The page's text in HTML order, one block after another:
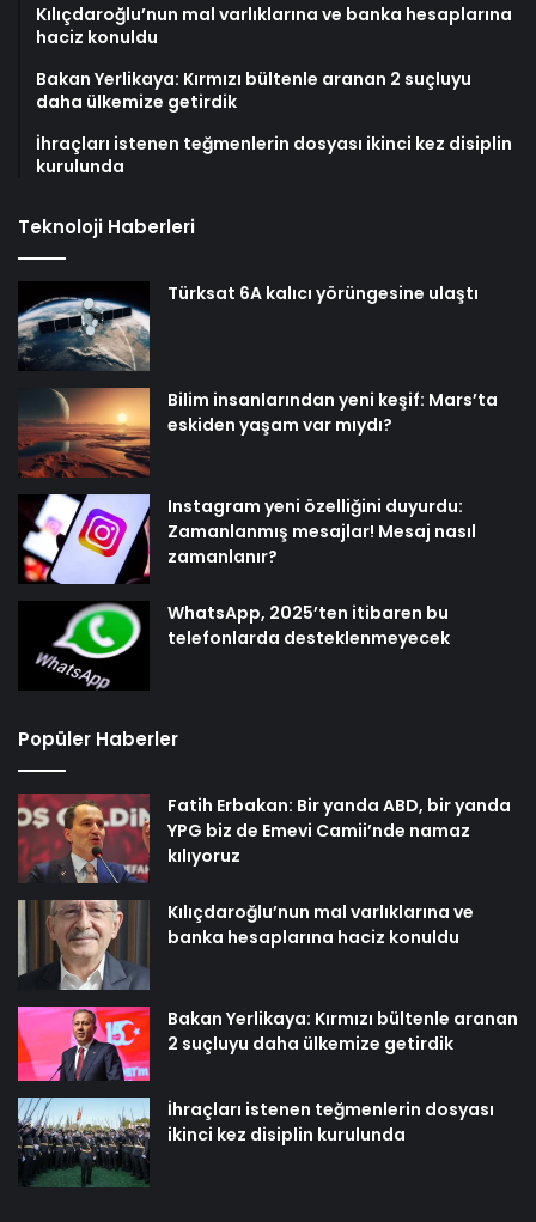
Kılıçdaroğlu’nun mal varlıklarına ve banka hesaplarına
haciz konuldu
Bakan Yerlikaya: Kırmızı bültenle aranan 2 suçluyu
daha ülkemize getirdik
İhraçları istenen teğmenlerin dosyası ikinci kez disiplin
kurulunda
Teknoloji Haberleri
Türksat 6A kalıcı yörüngesine ulaştı
Bilim insanlarından yeni keşif: Mars’ta
eskiden yaşam var mıydı?
Instagram yeni özelliğini duyurdu:
Zamanlanmış mesajlar! Mesaj nasıl
zamanlanır?
WhatsApp, 2025’ten itibaren bu
telefonlarda desteklenmeyecek
Popüler Haberler
Fatih Erbakan: Bir yanda ABD, bir yanda
YPG biz de Emevi Camii’nde namaz
kılıyoruz
Kılıçdaroğlu’nun mal varlıklarına ve
banka hesaplarına haciz konuldu
Bakan Yerlikaya: Kırmızı bültenle aranan
2 suçluyu daha ülkemize getirdik
İhraçları istenen teğmenlerin dosyası
ikinci kez disiplin kurulunda